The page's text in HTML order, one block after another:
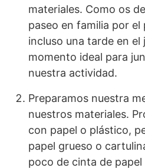
materiales. Como os
paseo en familia por el
incluso una tarde en el
momento ideal para
nuestra actividad.
Preparamos nuestra
nuestros materiales.
con papel o plástico,
papel grueso o
poco de cinta de